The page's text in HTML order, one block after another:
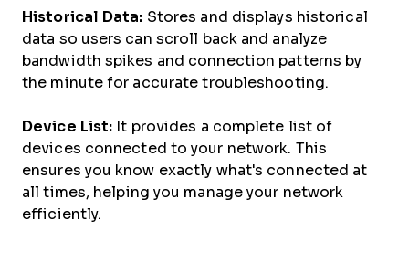
Historical Data: Stores and displays historical
data so users can scroll back and analyze
bandwidth spikes and connection patterns by
the minute for accurate troubleshooting.
Device List: It provides a complete list of
devices connected to your network. This
ensures you know exactly what's connected at
all times, helping you manage your network
efficiently.